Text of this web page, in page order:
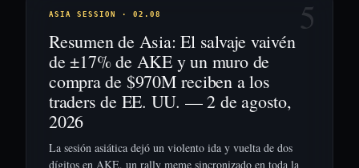
5
ASIA SESSION · 02.08
Resumen de Asia: El salvaje vaivén
de ±17% de AKE y un muro de
compra de $970M reciben a los
traders de EE. UU. — 2 de agosto,
2026
La sesión asiática dejó un violento ida y vuelta de dos
dígitos en AKE, un rally meme sincronizado en toda la